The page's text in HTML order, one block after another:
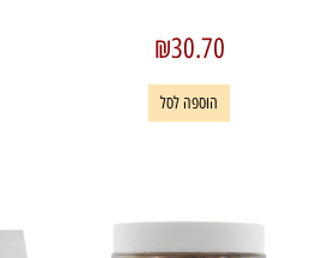
₪30.70
הוספה לסל